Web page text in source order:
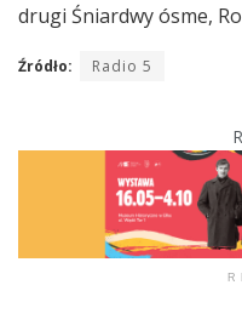
drugi Śniardwy ósme,
Źródło: Radio 5